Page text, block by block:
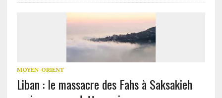
MOYEN-ORIENT
Liban : le massacre des Fahs à Saksakieh